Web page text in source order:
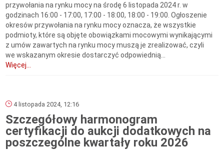
przywołania na rynku mocy na środę 6 listopada 2024 r. w
godzinach 16:00 - 17:00, 17:00 - 18:00, 18:00 - 19:00. Ogłoszenie
okresów przywołania na rynku mocy oznacza, że wszystkie
podmioty, które są objęte obowiązkami mocowymi wynikającymi
z umów zawartych na rynku mocy muszą je zrealizować, czyli
we wskazanym okresie dostarczyć odpowiednią...
Więcej...
4 listopada 2024, 12:16
Szczegółowy harmonogram
certyfikacji do aukcji dodatkowych na
poszczególne kwartały roku 2026